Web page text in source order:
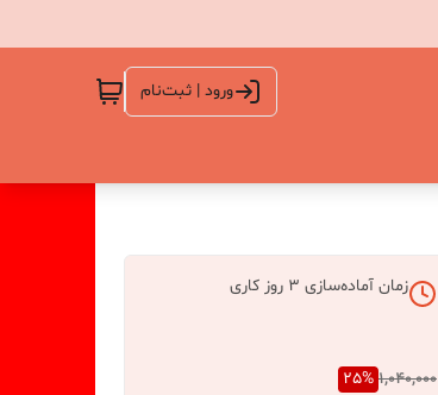
ورود | ثبت‌نام
زمان آماده‌سازی 3 روز کاری
1,040,000
25%